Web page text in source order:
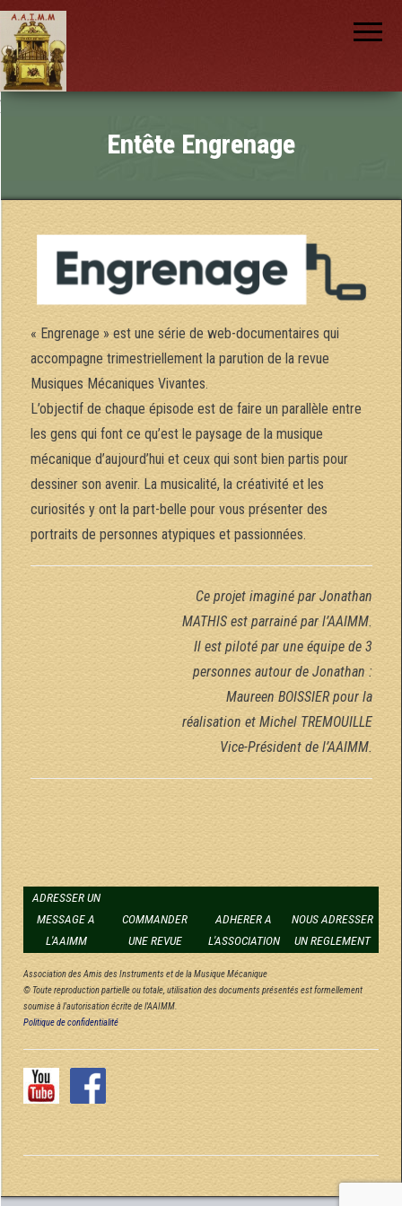
Musique
Entête Engrenage
« Engrenage » est une série de web-documentaires qui
accompagne trimestriellement la parution de la revue
Musiques Mécaniques Vivantes.
L’objectif de chaque épisode est de faire un parallèle entre
les gens qui font ce qu’est le paysage de la musique
mécanique d’aujourd’hui et ceux qui sont bien partis pour
dessiner son avenir. La musicalité, la créativité et les
curiosités y ont la part-belle pour vous présenter des
portraits de personnes atypiques et passionnées.
Ce projet imaginé par Jonathan
MATHIS est parrainé par l’AAIMM.
Il est piloté par une équipe de 3
personnes autour de Jonathan :
Maureen BOISSIER pour la
réalisation et Michel TREMOUILLE
Vice-Président de l’AAIMM.
ADRESSER UN
MESSAGE A
L'AAIMM
COMMANDER
UNE REVUE
ADHERER A
L'ASSOCIATION
NOUS ADRESSER
UN REGLEMENT
Association des Amis des Instruments et de la Musique Mécanique
© Toute reproduction partielle ou totale, utilisation des documents présentés est formellement
soumise à l'autorisation écrite de l'AAIMM.
Politique de confidentialité